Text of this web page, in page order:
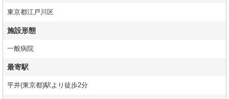
東京都江戸川区
施設形態
一般病院
最寄駅
平井(東京都)駅より徒歩2分